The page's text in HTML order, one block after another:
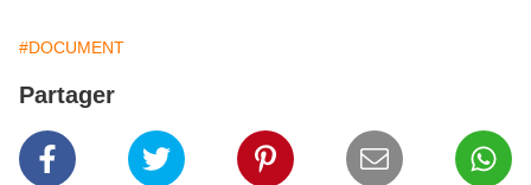
#DOCUMENT
Partager